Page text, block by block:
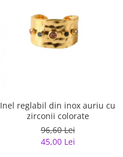
Inel reglabil din inox auriu cu
zirconii colorate
96,60 Lei
45,00 Lei